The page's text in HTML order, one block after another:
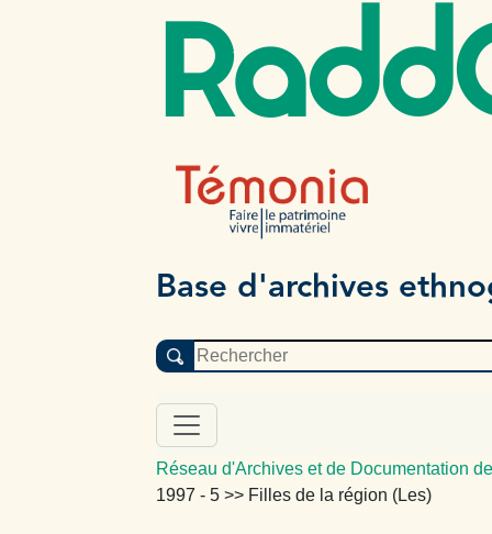
Base d'archives
Réseau d'Archives et de Documentation
1997 - 5 >> Filles de la région (Les)